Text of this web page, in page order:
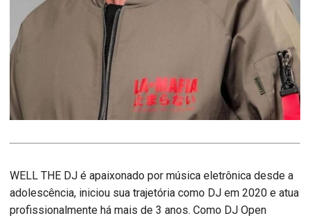
WELL THE DJ é apaixonado por música eletrônica desde a
adolescência, iniciou sua trajetória como DJ em 2020 e atua
profissionalmente há mais de 3 anos. Como DJ Open